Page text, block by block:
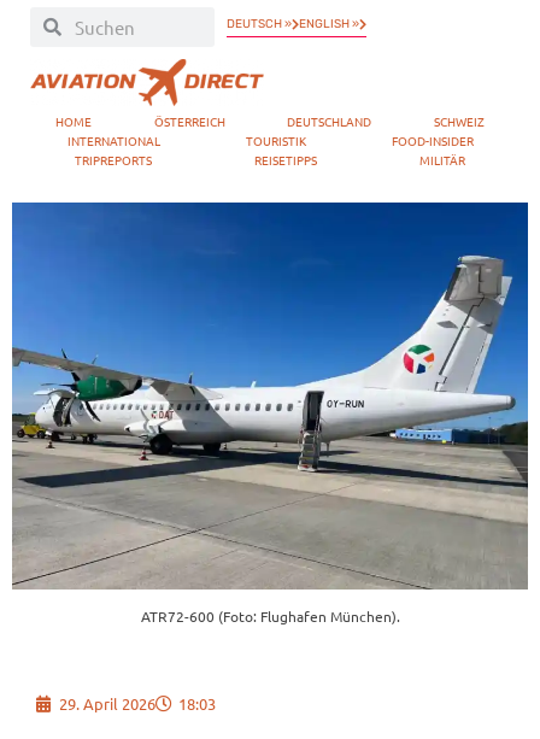
DEUTSCH » ENGLISH »
HOME ÖSTERREICH DEUTSCHLAND
SCHWEIZ
INTERNATIONAL
TOURISTIK
FOOD-INSIDER
TRIPREPORTS
REISETIPPS MILITÄR
ATR72-600 (Foto: Flughafen München).
29. April 2026 18:03